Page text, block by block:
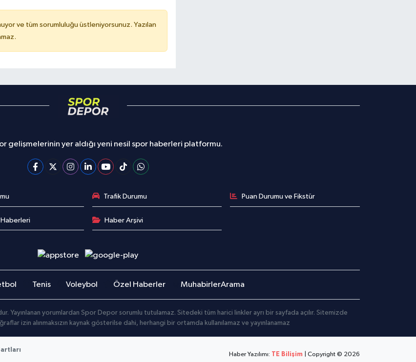
ve tüm sorumluluğu üstleniyorsunuz. Yazılan
gelişmelerinin yer aldığı yeni nesil spor haberleri platformu.
Trafik Durumu Puan Durumu ve Fikstür
Haberleri Haber Arşivi
Tenis Voleybol Özel Haberler MuhabirlerArama
Yayınlanan yorumlardan Spor Depor sorumlu tutulamaz. Sitedeki tüm harici linkler ayrı bir sayfada açılır. Sitemizde
izin alınmaksızın kaynak gösterilse dahi, herhangi bir ortamda kullanılamaz ve yayınlanamaz
Haber Yazılımı: TE Bilişim | Copyright © 2026